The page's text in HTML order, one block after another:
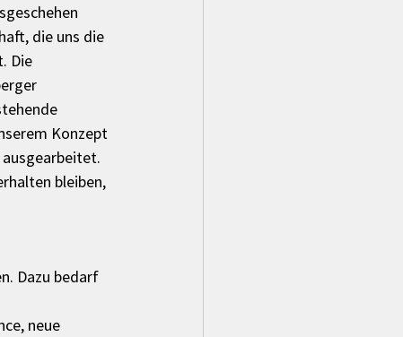
die uns die
Die
Konzept
bleiben,
Dazu bedarf
neue